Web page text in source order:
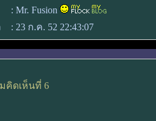
: Mr. Fusion
: 23 ก.ค. 52 22:43:07
คิดเห็นที่ 6